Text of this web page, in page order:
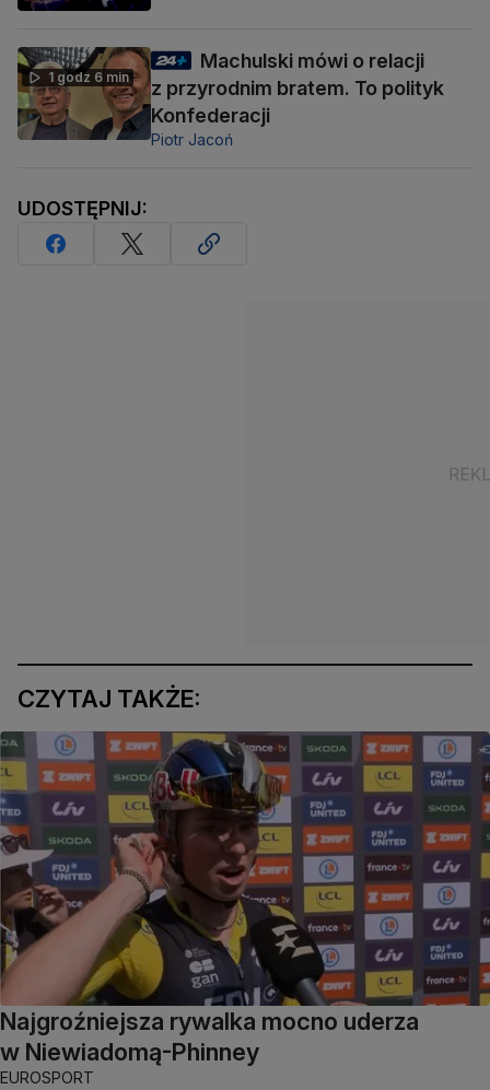
1 godz 6 min
Machulski mówi o relacji
z przyrodnim bratem. To polityk
Konfederacji
Piotr Jacoń
UDOSTĘPNIJ:
CZYTAJ TAKŻE:
Najgroźniejsza rywalka mocno uderza
w Niewiadomą-Phinney
EUROSPORT